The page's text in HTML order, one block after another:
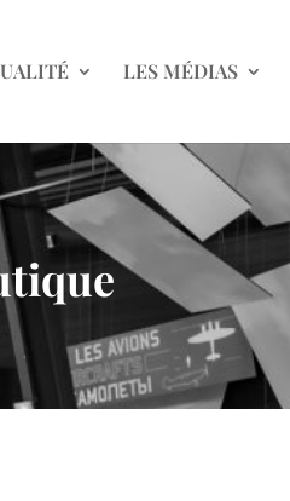
LES MÉDIAS